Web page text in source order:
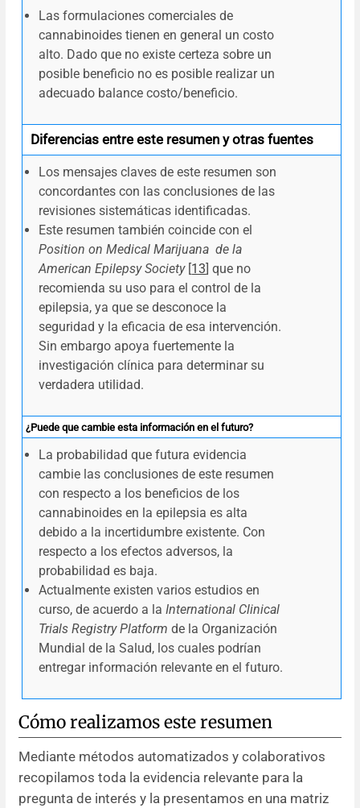
Las formulaciones comerciales de
cannabinoides tienen en general un costo
alto. Dado que no existe certeza sobre un
posible beneficio no es posible realizar un
adecuado balance costo/beneficio.
Diferencias entre este resumen y otras fuentes
Los mensajes claves de este resumen son
concordantes con las conclusiones de las
revisiones sistemáticas identificadas.
Este resumen también coincide con el
Position on Medical Marijuana de la
American Epilepsy Society[13] que no
recomienda su uso para el control de la
epilepsia, ya que se desconoce la
seguridad y la eficacia de esa intervención.
Sin embargo apoya fuertemente la
investigación clínica para determinar su
verdadera utilidad.
¿Puede que cambie esta información en el futuro?
La probabilidad que futura evidencia
cambie las conclusiones de este resumen
con respecto a los beneficios de los
cannabinoides en la epilepsia es alta
debido a la incertidumbre existente. Con
respecto a los efectos adversos, la
probabilidad es baja.
Actualmente existen varios estudios en
curso, de acuerdo a la International Clinical
Trials Registry Platform de la Organización
Mundial de la Salud, los cuales podrían
entregar información relevante en el futuro.
Cómo realizamos este resumen
Mediante métodos automatizados y colaborativos
recopilamos toda la evidencia relevante para la
pregunta de interés y la presentamos en una matriz